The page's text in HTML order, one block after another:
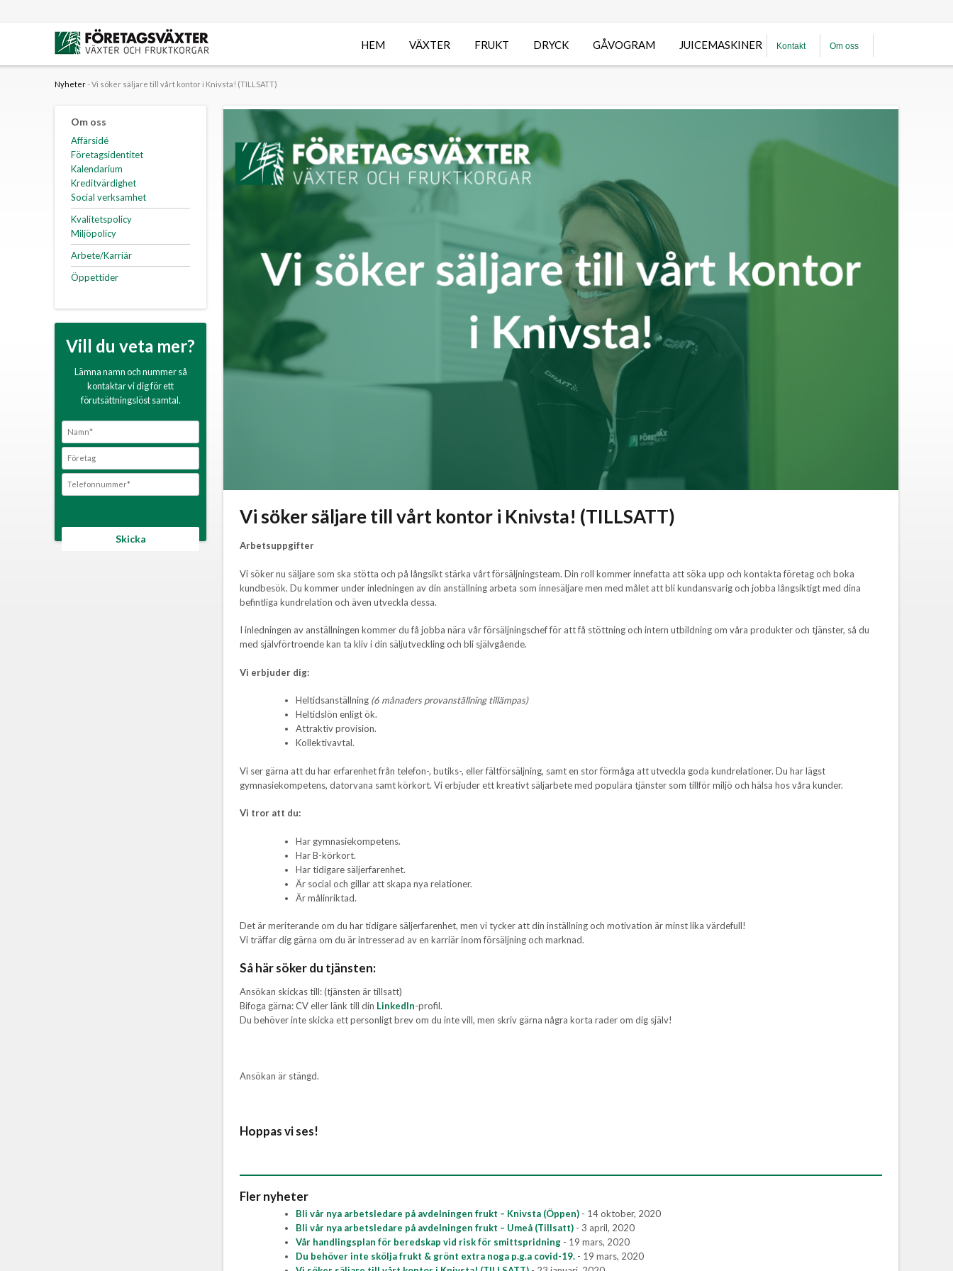
HEM VÄXTER FRUKT DRYCK GÅVOGRAM JUICEMASKINER Kontakt Om oss
Nyheter- Vi söker säljare till vårt kontor i Knivsta! (TILLSATT)
Om oss
Affärsidé
Företagsidentitet
Kalendarium
Kreditvärdighet
Social verksamhet
Kvalitetspolicy
Miljöpolicy
Arbete/Karriär
Öppettider
Vill du veta mer?
Lämna namn och nummer så
kontaktar vi dig för ett
förutsättningslöst samtal.
Vi söker säljare till vårt kontor i Knivsta! (TILLSATT)
Arbetsuppgifter
Vi söker nu säljare som ska stötta och på långsikt stärka vårt försäljningsteam. Din roll kommer innefatta att söka upp och kontakta företag och boka
kundbesök. Du kommer under inledningen av din anställning arbeta som innesäljare men med målet att bli kundansvarig och jobba långsiktigt med dina
befintliga kundrelation och även utveckla dessa.
I inledningen av anställningen kommer du få jobba nära vår försäljningschef för att få stöttning och intern utbildning om våra produkter och tjänster, så du
med självförtroende kan ta kliv i din säljutveckling och bli självgående.
Vi erbjuder dig:
Heltidsanställning (6 månaders provanställning tillämpas)
Heltidslön enligt ök.
Attraktiv provision.
Kollektivavtal.
Vi ser gärna att du har erfarenhet från telefon-, butiks-, eller fältförsäljning, samt en stor förmåga att utveckla goda kundrelationer. Du har lägst
gymnasiekompetens, datorvana samt körkort. Vi erbjuder ett kreativt säljarbete med populära tjänster som tillför miljö och hälsa hos våra kunder.
Vi tror att du:
Har gymnasiekompetens.
Har B-körkort.
Har tidigare säljerfarenhet.
Är social och gillar att skapa nya relationer.
Är målinriktad.
Det är meriterande om du har tidigare säljerfarenhet, men vi tycker att din inställning och motivation är minst lika värdefull!
Vi träffar dig gärna om du är intresserad av en karriär inom försäljning och marknad.
Så här söker du tjänsten:
Ansökan skickas till: (tjänsten är tillsatt)
Bifoga gärna: CV eller länk till din LinkedIn-profil.
Du behöver inte skicka ett personligt brev om du inte vill, men skriv gärna några korta rader om dig själv!
Ansökan är stängd.
Hoppas vi ses!
Fler nyheter
Bli vår nya arbetsledare på avdelningen frukt – Knivsta (Öppen) - 14 oktober, 2020
Bli vår nya arbetsledare på avdelningen frukt – Umeå (Tillsatt) - 3 april, 2020
Vår handlingsplan för beredskap vid risk för smittspridning - 19 mars, 2020
Du behöver inte skölja frukt & grönt extra noga p.g.a covid-19. - 19 mars, 2020